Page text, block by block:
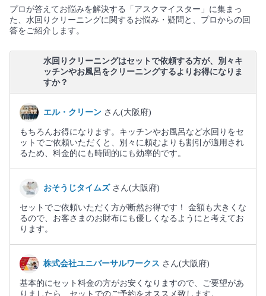
プロが答えてお悩みを解決する「アスクマイスター」に集まっ
た、水回りクリーニングに関するお悩み・疑問と、プロからの回
答をご紹介します。
水回りクリーニングはセットで依頼する方が、別々キ
ッチンやお風呂をクリーニングするよりお得になりま
すか？
エル・クリーン さん(大阪府)
もちろんお得になります。キッチンやお風呂など水回りをセ
ットでご依頼いただくと、別々に頼むよりも割引が適用され
るため、料金的にも時間的にも効率的です。
おそうじタイムズ さん(大阪府)
セットでご依頼いただく方が断然お得です！ 金額も大きくな
るので、お客さまのお財布にも優しくなるようにと考えてお
ります。
株式会社ユニバーサルワークス さん(大阪府)
基本的にセット料金の方がお安くなりますので、ご要望があ
りましたら、セットでのご予約をオススメ致します。